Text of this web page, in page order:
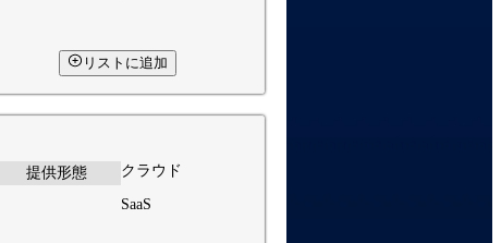
リストに追加
提供形態 クラウド
SaaS